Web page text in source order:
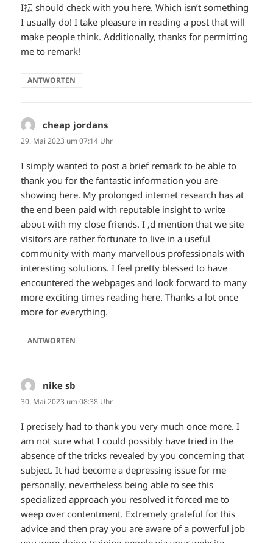
I抎 should check with you here. Which isn’t something
I usually do! I take pleasure in reading a post that will
make people think. Additionally, thanks for permitting
me to remark!
ANTWORTEN
cheap jordans
29. Mai 2023 um 07:14 Uhr
I simply wanted to post a brief remark to be able to
thank you for the fantastic information you are
showing here. My prolonged internet research has at
the end been paid with reputable insight to write
about with my close friends. I ‚d mention that we site
visitors are rather fortunate to live in a useful
community with many marvellous professionals with
interesting solutions. I feel pretty blessed to have
encountered the webpages and look forward to many
more exciting times reading here. Thanks a lot once
more for everything.
ANTWORTEN
nike sb
30. Mai 2023 um 08:38 Uhr
I precisely had to thank you very much once more. I
am not sure what I could possibly have tried in the
absence of the tricks revealed by you concerning that
subject. It had become a depressing issue for me
personally, nevertheless being able to see this
specialized approach you resolved it forced me to
weep over contentment. Extremely grateful for this
advice and then pray you are aware of a powerful job